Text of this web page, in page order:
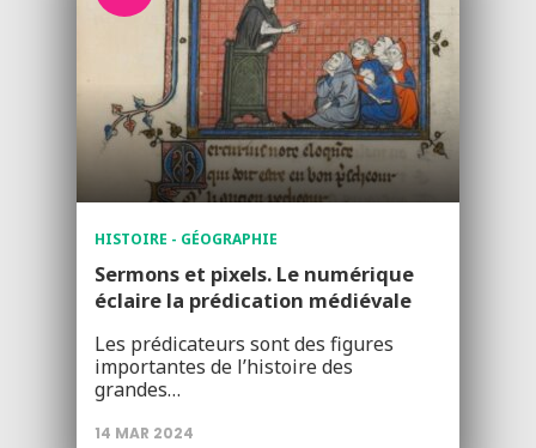
HISTOIRE - GÉOGRAPHIE
Sermons et pixels. Le numérique
éclaire la prédication médiévale
Les prédicateurs sont des figures
importantes de l’histoire des
grandes…
14 MAR 2024